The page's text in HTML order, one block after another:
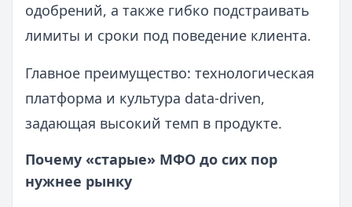
одобрений, а также гибко подстраивать
лимиты и сроки под поведение клиента.
Главное преимущество: технологическая
платформа и культура data-driven,
задающая высокий темп в продукте.
Почему «старые» МФО до сих пор
нужнее рынку